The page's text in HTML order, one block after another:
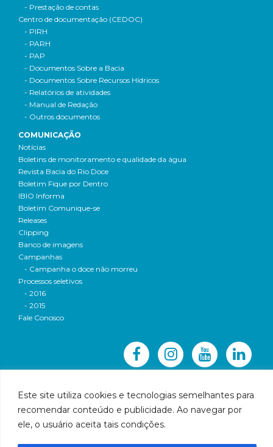
Este site utiliza cookies e tecnologias semelhantes para
recomendar conteúdo e publicidade. Ao navegar por
ele, o usuário aceita tais condições.
- Prestação de contas
Centro de documentação (CEDOC)
- PIRH
- PARH
- PAP
- Documentos Sobre a Bacia
- Documentos Sobre Recursos Hídricos
- Relatórios de atividades
- Manual de Redação
- Outros documentos
COMUNICAÇÃO
Notícias
Boletins de monitoramento e qualidade da água
Revista Bacia do Rio Doce
Boletim Fique por Dentro
IBIO Informa
Boletim Comunique-se
Releases
Clipping
Banco de imagens
Campanhas
- Campanha o doce não morreu
Processos seletivos
- 2016
- 2015
Fale Conosco
© 2016 CBH-Doce - Todos os direitos reservados